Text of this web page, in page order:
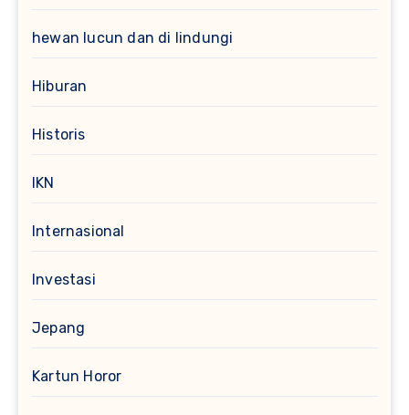
hewan lucun dan di lindungi
Hiburan
Historis
IKN
Internasional
Investasi
Jepang
Kartun Horor